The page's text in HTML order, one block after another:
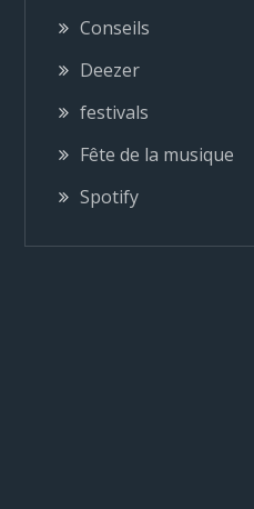
o
n
d
e
Conseils
Deezer
festivals
Fête de la musique
Spotify